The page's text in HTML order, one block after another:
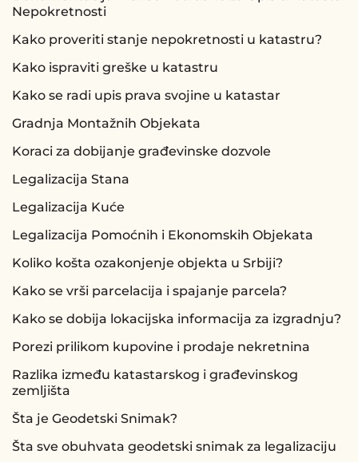
Nepokretnosti
Kako proveriti stanje nepokretnosti u katastru?
Kako ispraviti greške u katastru
Kako se radi upis prava svojine u katastar
Gradnja Montažnih Objekata
Koraci za dobijanje građevinske dozvole
Legalizacija Stana
Legalizacija Kuće
Legalizacija Pomoćnih i Ekonomskih Objekata
Koliko košta ozakonjenje objekta u Srbiji?
Kako se vrši parcelacija i spajanje parcela?
Kako se dobija lokacijska informacija za izgradnju?
Porezi prilikom kupovine i prodaje nekretnina
Razlika između katastarskog i građevinskog
zemljišta
Šta je Geodetski Snimak?
Šta sve obuhvata geodetski snimak za legalizaciju